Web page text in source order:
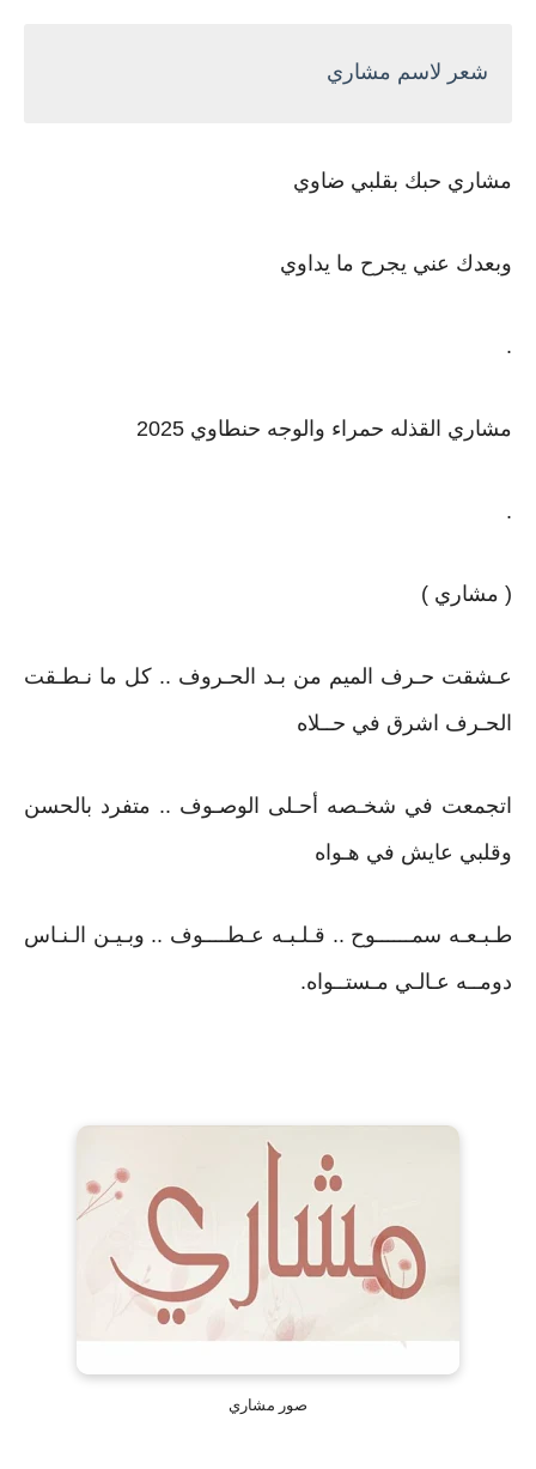
شعر لاسم مشاري
مشاري حبك بقلبي ضاوي
وبعدك عني يجرح ما يداوي
.
مشاري القذله حمراء والوجه حنطاوي 2025
.
( مشاري )
عـشقت حـرف الميم من بـد الحـروف .. كل ما نـطـقت
الحـرف اشرق في حــلاه
اتجمعت في شخـصه أحـلى الوصـوف .. متفرد بالحسن
وقلبي عايش في هـواه
طـبـعـه سمــــــوح .. قـلـبـه عـطــــوف .. وبـيـن الـنـاس
دومــه عـالـي مـستــواه.
صور مشاري